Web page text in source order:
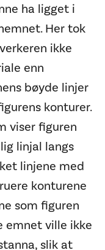
ha ligget i
Her tok
ikke
enn
bøyde linjer
konturer.
viser figuren
linjal langs
linjene med
konturene
som figuren
emnet ville ikke
slik at